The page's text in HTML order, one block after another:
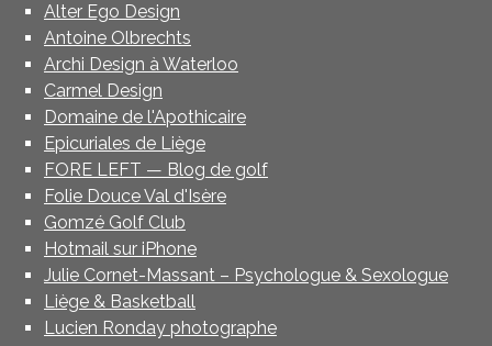
Alter Ego Design
Antoine Olbrechts
Archi Design à Waterloo
Carmel Design
Domaine de l'Apothicaire
Epicuriales de Liège
FORE LEFT — Blog de golf
Folie Douce Val d'Isère
Gomzé Golf Club
Hotmail sur iPhone
Julie Cornet-Massant – Psychologue & Sexologue
Liège & Basketball
Lucien Ronday photographe